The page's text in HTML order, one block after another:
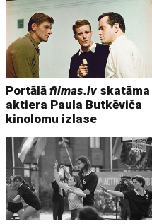
Portālāfilmas.lv skatāma
aktiera Paula Butkēviča
kinolomu izlase